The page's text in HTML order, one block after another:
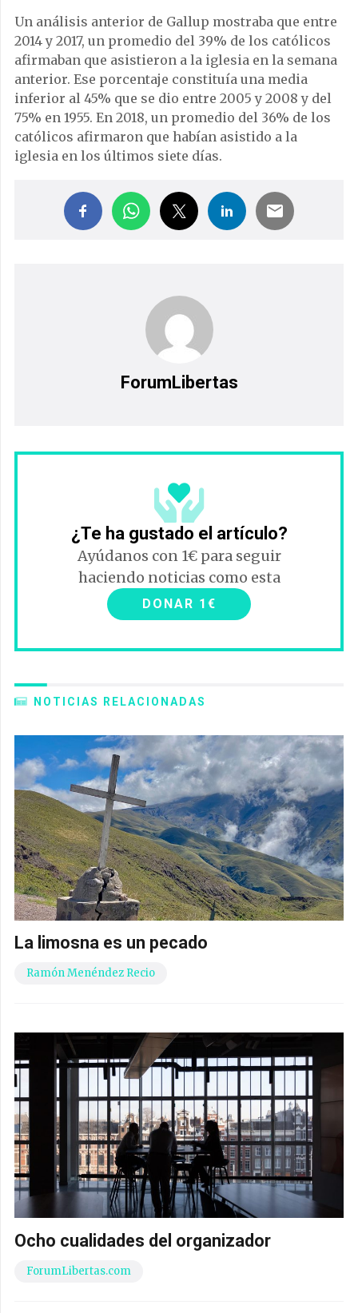
Un análisis anterior de Gallup mostraba que entre
2014 y 2017, un promedio del 39% de los católicos
afirmaban que asistieron a la iglesia en la semana
anterior. Ese porcentaje constituía una media
inferior al 45% que se dio entre 2005 y 2008 y del
75% en 1955. En 2018, un promedio del 36% de los
católicos afirmaron que habían asistido a la
iglesia en los últimos siete días.
ForumLibertas
¿Te ha gustado el artículo?
Ayúdanos con 1€ para seguir
haciendo noticias como esta
DONAR 1€
NOTICIAS RELACIONADAS
La limosna es un pecado
Ramón Menéndez Recio
Ocho cualidades del organizador
ForumLibertas.com